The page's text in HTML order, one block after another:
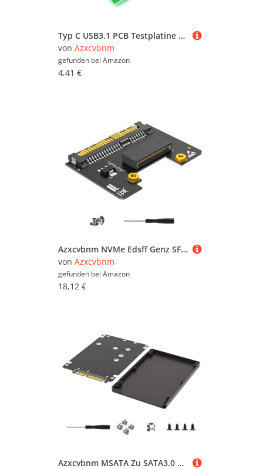
Typ C USB3.1 PCB Testplatine 24p Female Anschluss Mit Stiften Für Datentests Schneller Geschwindigkeit
von Azxcvbnm
gefunden bei Amazon
4,41 €
Azxcvbnm NVMe Edsff Genz SFF-8639 Host Adapter Für Die P4511-Serie EDSFF NVME
von Azxcvbnm
gefunden bei Amazon
18,12 €
Azxcvbnm MSATA Zu SATA3.0 Adapter Feststaaten Festplattenadapter 2 In 1 Mit Schutzhülle Ersatz Für Die Laptop Speichererweiterung